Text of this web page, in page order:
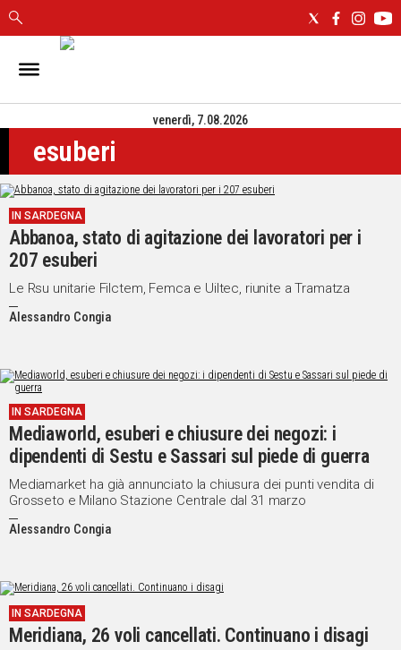
IN
CAGLIARI
SASSARI
NUORO
ORISTANO
SULCIS
GALLURA
OGLIASTRA
MEDIO
CAMPIDANO
NOTIZIE
POLITICA
IN
ITALIA
NEL
MONDO
SPORT
EVENTI
VIDEO
venerdì, 7.08.2026
esuberi
IN SARDEGNA
Abbanoa, stato di agitazione dei lavoratori per i
207 esuberi
Le Rsu unitarie Filctem, Femca e Uiltec, riunite a Tramatza
Alessandro Congia
IN SARDEGNA
Mediaworld, esuberi e chiusure dei negozi: i
dipendenti di Sestu e Sassari sul piede di guerra
Mediamarket ha già annunciato la chiusura dei punti vendita di
Grosseto e Milano Stazione Centrale dal 31 marzo
Alessandro Congia
IN SARDEGNA
Meridiana, 26 voli cancellati. Continuano i disagi